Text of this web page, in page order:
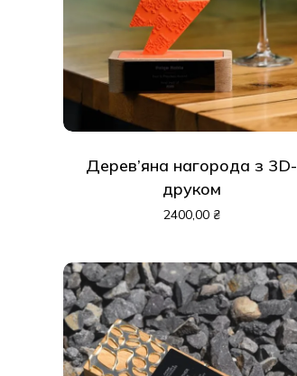
Дерев’яна нагорода з 3D-
друком
2400,00 ₴